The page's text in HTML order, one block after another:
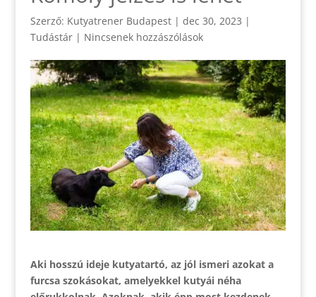
Szerző: Kutyatrener Budapest| dec 30, 2023 |
Tudástár| Nincsenek hozzászólások
Aki hosszú ideje kutyatartó, az jól ismeri azokat a
furcsa szokásokat, amelyekkel kutyái néha